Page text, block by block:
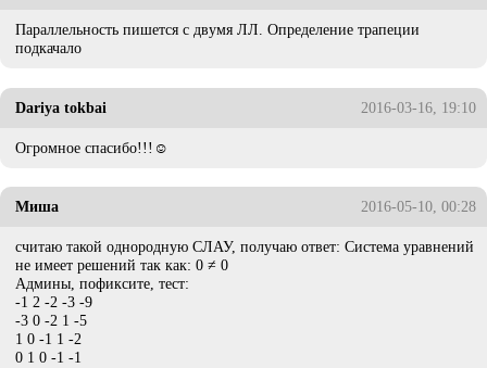
Параллельность пишется с двумя ЛЛ. Определение трапеции
подкачало
Dariya tokbai 2016-03-16, 19:10
Огpомное спасибо!!!☺
Миша 2016-05-10, 00:28
считаю такой однородную СЛАУ, получаю ответ: Система уравнений
не имеет решений так как: 0 ≠ 0
Админы, пофиксите, тест:
-1 2 -2 -3 -9
-3 0 -2 1 -5
1 0 -1 1 -2
0 1 0 -1 -1